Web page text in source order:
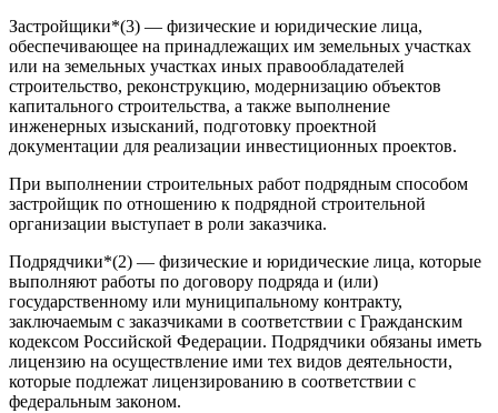
Застройщики*(3) — физические и юридические лица,
обеспечивающее на принадлежащих им земельных участках
или на земельных участках иных правообладателей
строительство, реконструкцию, модернизацию объектов
капитального строительства, а также выполнение
инженерных изысканий, подготовку проектной
документации для реализации инвестиционных проектов.
При выполнении строительных работ подрядным способом
застройщик по отношению к подрядной строительной
организации выступает в роли заказчика.
Подрядчики*(2) — физические и юридические лица, которые
выполняют работы по договору подряда и (или)
государственному или муниципальному контракту,
заключаемым с заказчиками в соответствии с Гражданским
кодексом Российской Федерации. Подрядчики обязаны иметь
лицензию на осуществление ими тех видов деятельности,
которые подлежат лицензированию в соответствии с
федеральным законом.